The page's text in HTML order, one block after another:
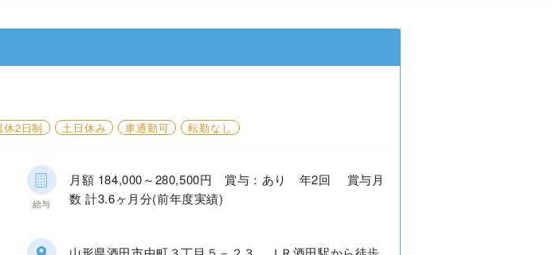
休2日制 土日休み 車通勤可 転勤なし
給与
月額 184,000～280,500円 賞与：あり 年2回 賞与月
数 計3.6ヶ月分(前年度実績)